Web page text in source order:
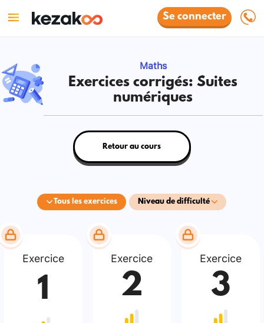
Se connecter
Maths
Exercices corrigés: Suites
numériques
Tous les exercices Niveau de difficulté
Retour au cours
Exercice
1
Exercice
2
Exercice
3